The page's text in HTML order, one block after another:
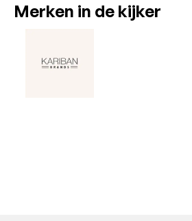
Merken in de kijker